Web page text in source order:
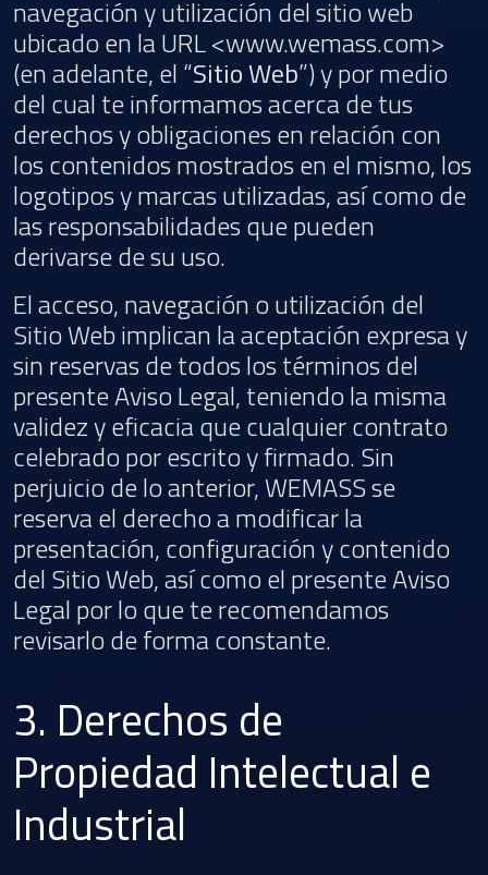
navegación y utilización del sitio web
ubicado en la URL <www.wemass.com>
(en adelante, el “Sitio Web”) y por medio
del cual te informamos acerca de tus
derechos y obligaciones en relación con
los contenidos mostrados en el mismo, los
logotipos y marcas utilizadas, así como de
las responsabilidades que pueden
derivarse de su uso.
El acceso, navegación o utilización del
Sitio Web implican la aceptación expresa y
sin reservas de todos los términos del
presente Aviso Legal, teniendo la misma
validez y eficacia que cualquier contrato
celebrado por escrito y firmado. Sin
perjuicio de lo anterior, WEMASS se
reserva el derecho a modificar la
presentación, configuración y contenido
del Sitio Web, así como el presente Aviso
Legal por lo que te recomendamos
revisarlo de forma constante.
3. Derechos de
Propiedad Intelectual e
Industrial